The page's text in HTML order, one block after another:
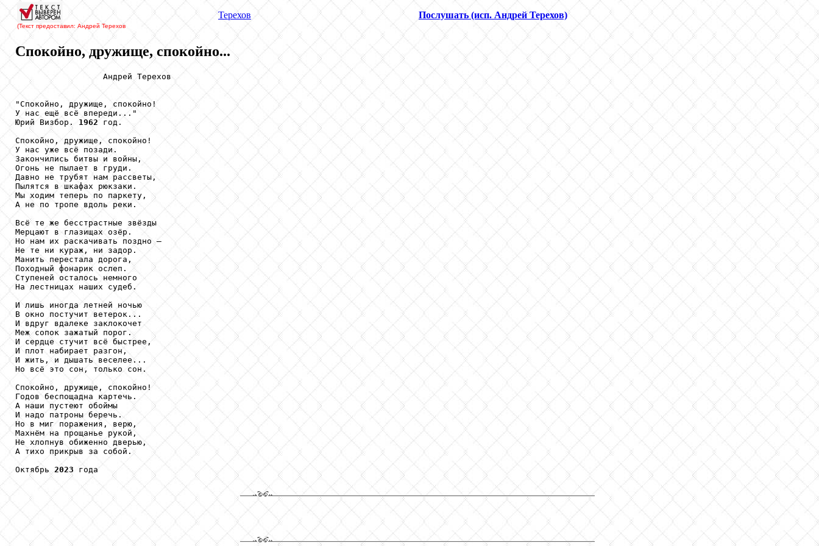
(Текст предоставил: Андрей Терехов
Терехов Послушать (исп. Андрей Терехов)
Спокойно, дружище, спокойно...
                  Андрей Терехов
"Спокойно, дружище, спокойно!
У нас ещё всё впереди..."
Юрий Визбор. 1962 год.
Спокойно, дружище, спокойно!
У нас уже всё позади.
Закончились битвы и войны,
Огонь не пылает в груди.
Давно не трубят нам рассветы,
Пылятся в шкафах рюкзаки.
Мы ходим теперь по паркету,
А не по тропе вдоль реки.
Всё те же бесстрастные звёзды
Мерцают в глазищах озёр.
Но нам их раскачивать поздно –
Не те ни кураж, ни задор.
Манить перестала дорога,
Походный фонарик ослеп.
Ступеней осталось немного
На лестницах наших судеб.
И лишь иногда летней ночью
В окно постучит ветерок...
И вдруг вдалеке заклокочет
Меж сопок зажатый порог.
И сердце стучит всё быстрее,
И плот набирает разгон,
И жить, и дышать веселее...
Но всё это сон, только сон.
Спокойно, дружище, спокойно!
Годов беспощадна картечь.
А наши пустеют обоймы
И надо патроны беречь.
Но в миг поражения, верю,
Махнём на прощанье рукой,
Не хлопнув обиженно дверью,
А тихо прикрыв за собой.
Октябрь 2023 года